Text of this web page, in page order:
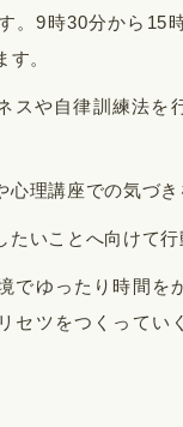
。9時30分から15
す。
スや自律訓練法を
心理講座での気づき
たいことへ向けて行
でゆったり時間を
セツをつくってい